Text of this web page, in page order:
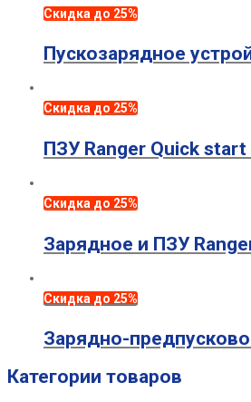
Скидка до 25%
Пускозарядное
Скидка до 25%
ПЗУ Ranger Quick start
Скидка до 25%
Зарядное и ПЗУ
Скидка до 25%
Зарядно-
Категории товаров